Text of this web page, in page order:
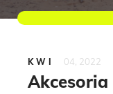
KWI 04, 2022